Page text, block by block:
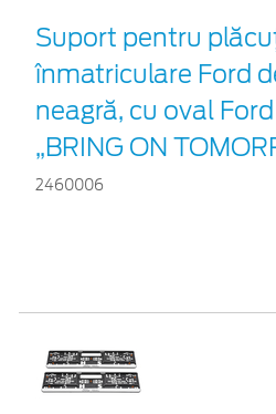
Suport pentru
înmatriculare Ford
neagră, cu oval
„BRING ON
2460006